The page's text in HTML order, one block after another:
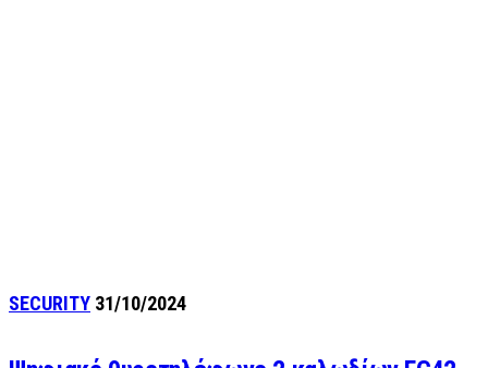
SECURITY 31/10/2024